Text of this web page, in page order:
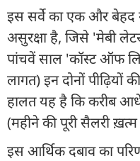
इस सर्वे का एक और बेहद
असुरक्षा है, जिसे 'मेबी
पांचवें साल 'कॉस्ट ऑफ
लागत) इन दोनों पीढ़ियों
हालत यह है कि करीब
(महीने की पूरी सैलरी
इस आर्थिक दबाव का